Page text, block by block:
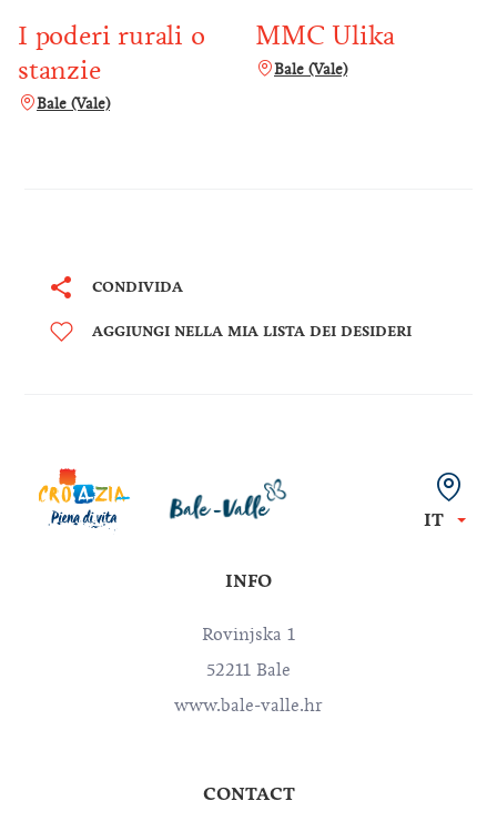
I poderi rurali o
stanzie
Bale (Vale)
MMC Ulika
Bale (Vale)
CONDIVIDA
AGGIUNGI NELLA MIA LISTA DEI DESIDERI
IT
INFO
Rovinjska 1
52211 Bale
www.bale-valle.hr
CONTACT